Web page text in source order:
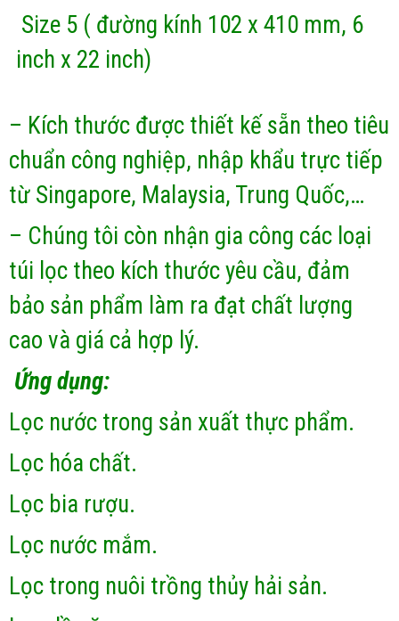
Size 5 ( đường kính 102 x 410 mm, 6
inch x 22 inch)
– Kích thước được thiết kế sẵn theo tiêu
chuẩn công nghiệp, nhập khẩu trực tiếp
từ Singapore, Malaysia, Trung Quốc,…
– Chúng tôi còn nhận gia công các loại
túi lọc theo kích thước yêu cầu, đảm
bảo sản phẩm làm ra đạt chất lượng
cao và giá cả hợp lý.
Ứng dụng:
Lọc nước trong sản xuất thực phẩm.
Lọc hóa chất.
Lọc bia rượu.
Lọc nước mắm.
Lọc trong nuôi trồng thủy hải sản.